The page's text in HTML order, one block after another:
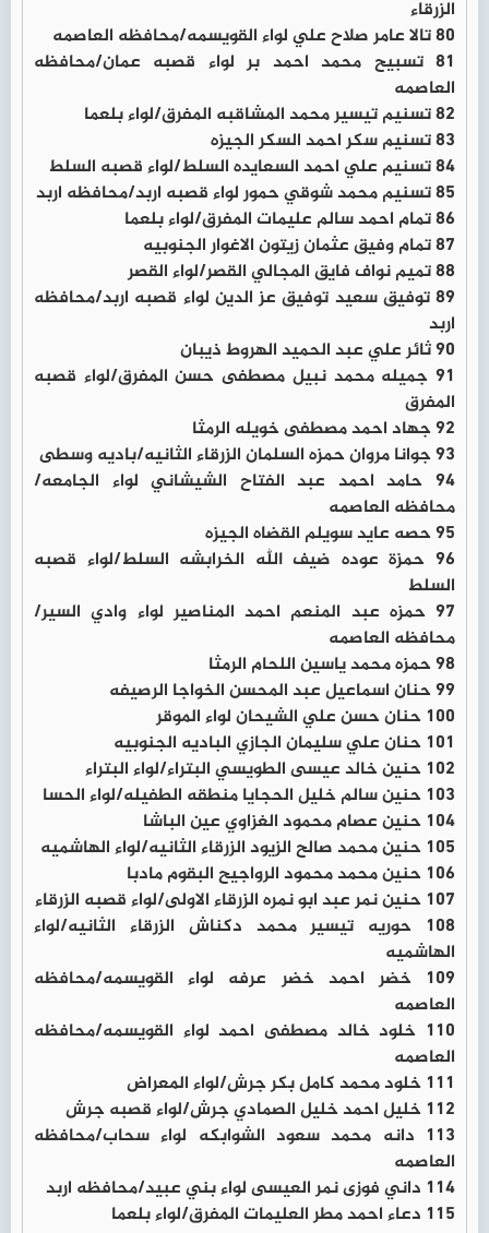
الزرقاء
80 تالا عامر صلاح علي لواء القويسمه/محافظه العاصمه
81 تسبيح محمد احمد بر لواء قصبه عمان/محافظه
العاصمه
82 تسنيم تيسير محمد المشاقبه المفرق/لواء بلعما
83 تسنيم سكر احمد السكر الجيزه
84 تسنيم علي احمد السعايده السلط/لواء قصبه السلط
85 تسنيم محمد شوقي حمور لواء قصبه اربد/محافظه اربد
86 تمام احمد سالم عليمات المفرق/لواء بلعما
87 تمام وفيق عثمان زيتون الاغوار الجنوبيه
88 تميم نواف فايق المجالي القصر/لواء القصر
89 توفيق سعيد توفيق عز الدين لواء قصبه اربد/محافظه
اربد
90 ثائر علي عبد الحميد الهروط ذيبان
91 جميله محمد نبيل مصطفى حسن المفرق/لواء قصبه
المفرق
92 جهاد احمد مصطفى خويله الرمثا
93 جوانا مروان حمزه السلمان الزرقاء الثانيه/باديه وسطى
94 حامد احمد عبد الفتاح الشيشاني لواء الجامعه/
محافظه العاصمه
95 حصه عايد سويلم القضاه الجيزه
96 حمزة عوده ضيف الله الخرابشه السلط/لواء قصبه
السلط
97 حمزه عبد المنعم احمد المناصير لواء وادي السير/
محافظه العاصمه
98 حمزه محمد ياسين اللحام الرمثا
99 حنان اسماعيل عبد المحسن الخواجا الرصيفه
100 حنان حسن علي الشيحان لواء الموقر
101 حنان علي سليمان الجازي الباديه الجنوبيه
102 حنين خالد عيسى الطويسي البتراء/لواء البتراء
103 حنين سالم خليل الحجايا منطقه الطفيله/لواء الحسا
104 حنين عصام محمود الغزاوي عين الباشا
105 حنين محمد صالح الزيود الزرقاء الثانيه/لواء الهاشميه
106 حنين محمد محمود الرواجيح البقوم مادبا
107 حنين نمر عبد ابو نمره الزرقاء الاولى/لواء قصبه الزرقاء
108 حوريه تيسير محمد دكناش الزرقاء الثانيه/لواء
الهاشميه
109 خضر احمد خضر عرفه لواء القويسمه/محافظه
العاصمه
110 خلود خالد مصطفى احمد لواء القويسمه/محافظه
العاصمه
111 خلود محمد كامل بكر جرش/لواء المعراض
112 خليل احمد خليل الصمادي جرش/لواء قصبه جرش
113 دانه محمد سعود الشوابكه لواء سحاب/محافظه
العاصمه
114 داني فوزى نمر العيسى لواء بني عبيد/محافظه اربد
115 دعاء احمد مطر العليمات المفرق/لواء بلعما